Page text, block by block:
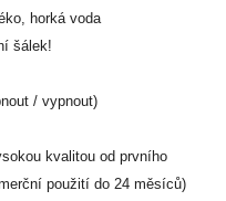
horká voda
šálek!
/ vypnout)
kvalitou od prvního
použití do 24 měsíců)